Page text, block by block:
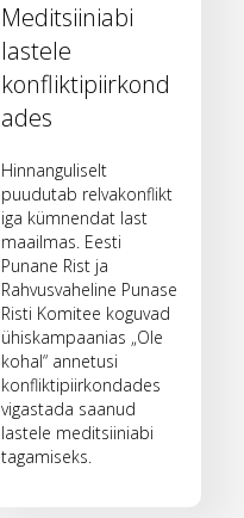
Meditsiiniabi
lastele
konfliktipiirkond
ades
Hinnanguliselt
puudutab relvakonflikt
iga kümnendat last
maailmas. Eesti
Punane Rist ja
Rahvusvaheline Punase
Risti Komitee koguvad
ühiskampaanias „Ole
kohal“ annetusi
konfliktipiirkondades
vigastada saanud
lastele meditsiiniabi
tagamiseks.